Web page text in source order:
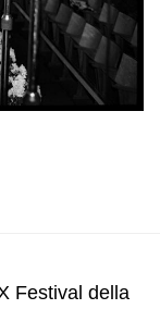
Festival della